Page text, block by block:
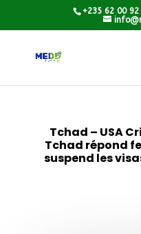
+235 62 00
Tchad – USA
Tchad répond
suspend les